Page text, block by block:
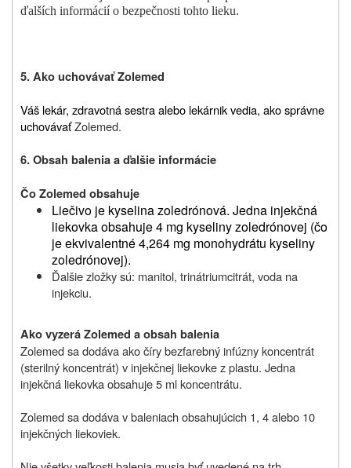
ďalších informácií o bezpečnosti tohto lieku.
5. Ako uchovávaťZolemed
Váš lekár, zdravotná sestra alebo lekárnik vedia, ako správne
uchovávaťZolemed.
6. Obsah balenia a ďalšie informácie
Čo Zolemed obsahuje
Liečivo je kyselina zoledrónová. Jedna injekčná
liekovka obsahuje 4 mg kyseliny zoledrónovej (čo
je ekvivalentné 4,264 mg monohydrátu kyseliny
zoledrónovej).
Ďalšie zložky sú: manitol, trinátriumcitrát, voda na
injekciu.
Ako vyzerá Zolemed a obsah balenia
Zolemed sa dodáva ako číry bezfarebný infúzny koncentrát
(sterilný koncentrát) v injekčnej liekovke z plastu. Jedna
injekčná liekovka obsahuje 5 ml koncentrátu.
Zolemed sa dodáva v baleniach obsahujúcich 1, 4 alebo 10
injekčných liekoviek.